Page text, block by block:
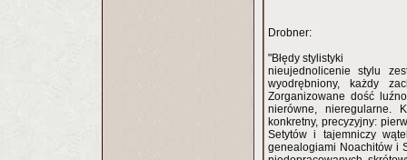
Drobner:
"Błędy stylistyki
nieujednolicenie stylu
wyodrębniony, każdy
Zorganizowane dość
nierówne, nieregularne.
konkretny, precyzyjny:
Setytów i tajemniczy
genealogiami Noachitów i